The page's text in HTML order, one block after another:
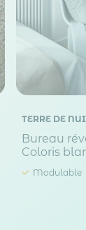
TERRE DE
Bureau
Coloris
Modulable